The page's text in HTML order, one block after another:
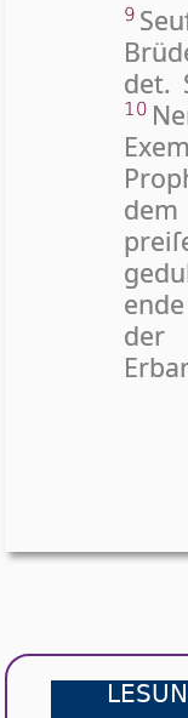
9
det.
10
der